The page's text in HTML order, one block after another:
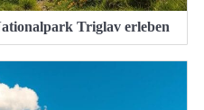
Triglav erleben